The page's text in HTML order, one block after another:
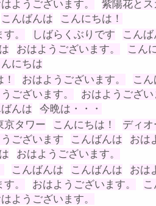
ようございます。 紫陽花と
こんばんは
こんにちは！
。 しばらくぶりです こんば
おはようございます。 こん
んにちは
おはようございます。 こ
ございます。 おはようござい
んは
今晩は・・・
京タワー こんにちは！ ディ
ございます こんばんは おは
おはようございます。
こんばんは こんばんは おは
。 おはようございます。
ようございます。